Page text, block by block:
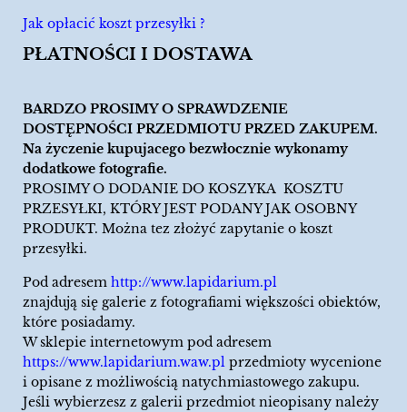
Jak opłacić koszt przesyłki ?
PŁATNOŚCI I DOSTAWA
BARDZO PROSIMY O SPRAWDZENIE
DOSTĘPNOŚCI PRZEDMIOTU PRZED ZAKUPEM.
Na życzenie kupujacego bezwłocznie wykonamy
dodatkowe fotografie.
PROSIMY O DODANIE DO KOSZYKA KOSZTU
PRZESYŁKI, KTÓRY JEST PODANY JAK OSOBNY
PRODUKT. Można tez złożyć zapytanie o koszt
przesyłki.
Pod adresem http://www.lapidarium.pl
znajdują się galerie z fotografiami większości obiektów,
które posiadamy.
W sklepie internetowym pod adresem
https://www.lapidarium.waw.pl przedmioty wycenione
i opisane z możliwością natychmiastowego zakupu.
Jeśli wybierzesz z galerii przedmiot nieopisany należy